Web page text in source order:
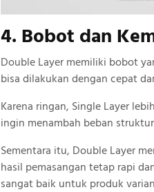
4. Bobot dan
Double Layer memiliki bobot
bisa dilakukan dengan cepat
Karena ringan, Single Layer
ingin menambah beban
Sementara itu, Double Layer
hasil pemasangan tetap rapi
sangat baik untuk produk